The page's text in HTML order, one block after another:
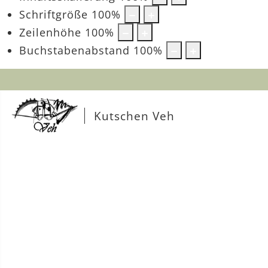
Schriftgröße 100%
Zeilenhöhe 100%
Buchstabenabstand 100%
Kutschen Veh